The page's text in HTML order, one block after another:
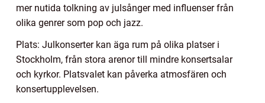
mer nutida tolkning av julsånger med influenser från
olika genrer som pop och jazz.
Plats: Julkonserter kan äga rum på olika platser i
Stockholm, från stora arenor till mindre konsertsalar
och kyrkor. Platsvalet kan påverka atmosfären och
konsertupplevelsen.